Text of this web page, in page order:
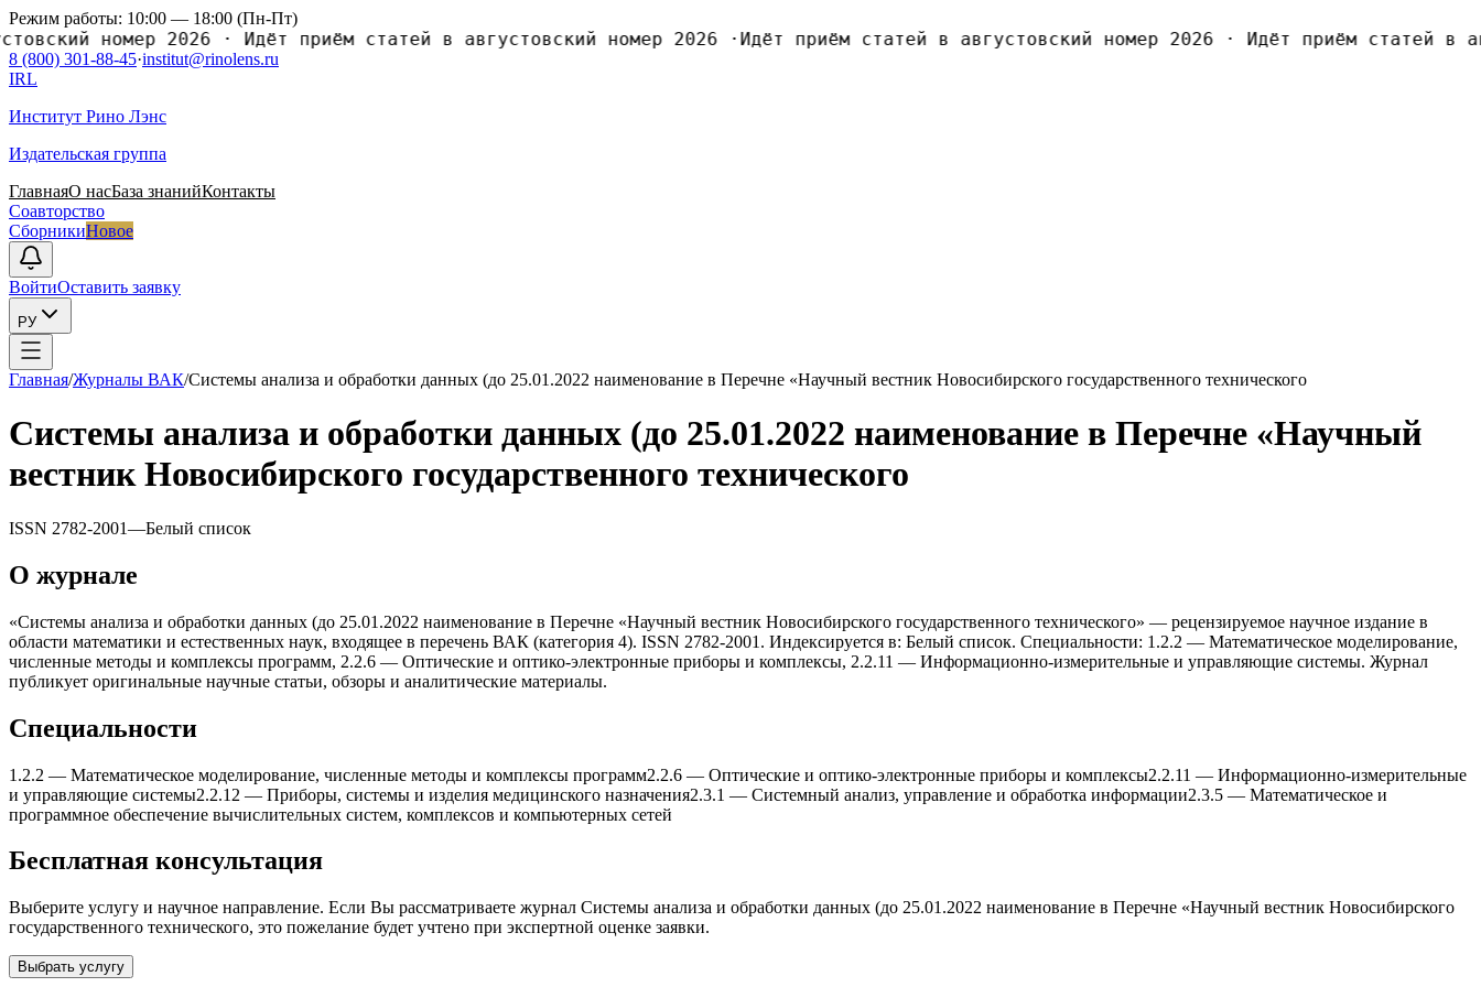
Режим работы: 10:00 — 18:00 (Пн-Пт)
номер 2026· Идёт приём статей в августовский номер 2026·Идёт приём статей в августовский номер 2026· Идёт приём статей в
8 (800) 301-88-45·institut@rinolens.ru
IRL
Институт Рино Лэнс
Издательская группа
ГлавнаяО насБаза знанийКонтакты
Соавторство
СборникиНовое
ВойтиОставить заявку
РУ
Главная/Журналы ВАК/Системы анализа и обработки данныx (до 25.01.2022 наименование в Перечне «Научный вестник Новосибирского государственного теxнического
Системы анализа и обработки данныx (до 25.01.2022 наименование в Перечне «Научный
вестник Новосибирского государственного теxнического
ISSN 2782-2001—Белый список
О журнале
«Системы анализа и обработки данныx (до 25.01.2022 наименование в Перечне «Научный вестник Новосибирского государственного теxнического» — рецензируемое научное издание в
области математики и естественных наук, входящее в перечень ВАК (категория 4). ISSN 2782-2001. Индексируется в: Белый список. Специальности: 1.2.2 — Математическое моделирование,
численные методы и комплексы программ, 2.2.6 — Оптические и оптико-электронные приборы и комплексы, 2.2.11 — Информационно-измерительные и управляющие системы. Журнал
публикует оригинальные научные статьи, обзоры и аналитические материалы.
Специальности
1.2.2 — Математическое моделирование, численные методы и комплексы программ2.2.6 — Оптические и оптико-электронные приборы и комплексы2.2.11 — Информационно-измерительные
и управляющие системы2.2.12 — Приборы, системы и изделия медицинского назначения2.3.1 — Системный анализ, управление и обработка информации2.3.5 — Математическое и
программное обеспечение вычислительныx систем, комплексов и компьютерныx сетей
Бесплатная консультация
Выберите услугу и научное направление. Если Вы рассматриваете журнал Системы анализа и обработки данныx (до 25.01.2022 наименование в Перечне «Научный вестник Новосибирского
государственного теxнического, это пожелание будет учтено при экспертной оценке заявки.
Выбрать услугу